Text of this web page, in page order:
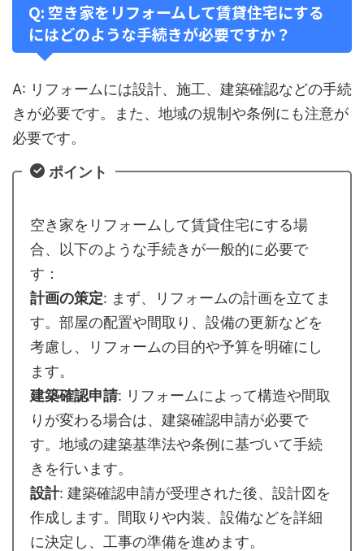
Q: 空き家をリフォームして賃貸住宅にする
にはどのような手続きが必要ですか？
A: リフォームには設計、施工、建築確認などの手続
きが必要です。また、地域の規制や条例にも注意が
必要です。
ポイント
空き家をリフォームして賃貸住宅にする場
合、以下のような手続きが一般的に必要で
す：
計画の策定: まず、リフォームの計画を立てま
す。部屋の配置や間取り、設備の更新などを
考慮し、リフォームの目的や予算を明確にし
ます。
建築確認申請: リフォームによって構造や間取
りが変わる場合は、建築確認申請が必要で
す。地域の建築基準法や条例に基づいて手続
きを行います。
設計: 建築確認申請が受理された後、設計図を
作成します。間取りや内装、設備などを詳細
に決定し、工事の準備を進めます。